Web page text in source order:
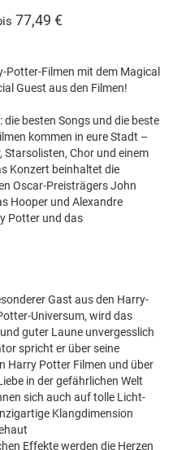
77,49 €
Potter-Filmen mit dem Magical
Guest aus den Filmen!
die besten Songs und die beste
kommen in eure Stadt –
Starsolisten, Chor und einem
Konzert beinhaltet die
Oscar-Preisträgers John
Hooper und Alexandre
Potter und das
Gast aus den Harry-
Universum, wird das
guter Laune unvergesslich
spricht er über seine
Harry Potter Filmen und über
in der gefährlichen Welt
sich auch auf tolle Licht-
Klangdimension
Effekte werden die Herzen